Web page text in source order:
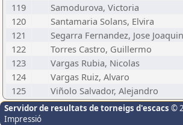
119
Samodurova, Victoria
120
Santamaria Solans, Elvira
121
Segarra Fernandez, Jose Joaquin
122
Torres Castro, Guillermo
123
Vargas Rubia, Nicolas
124
Vargas Ruiz, Alvaro
125
Viñolo Salvador, Alejandro
Servidor de resultats de torneigs d'escacs ©
Impressió